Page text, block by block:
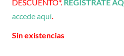
DESCUENTO*. REGÍSTRATE
accede aquí.
Sin existencias